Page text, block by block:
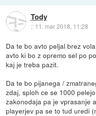
Tody
:: 11. mar 2018, 11:28
Da te bo avto peljal brez
avto ki bo z opremo sel po
kaj je treba pazit.
Da te bo pijanega /
zdaj, sploh ce se 1000
zakonodaja pa je vprasanje
playerjev pa se to tud uredi